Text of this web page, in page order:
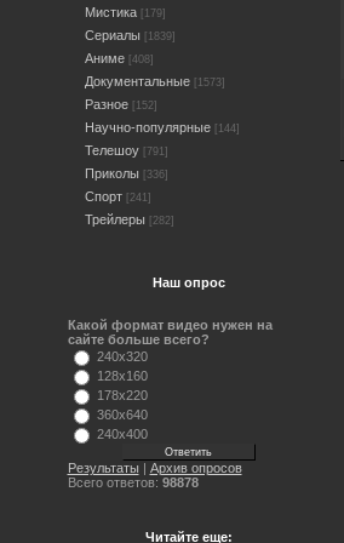
Мистика [179]
Сериалы [1839]
Аниме [408]
Документальные [1573]
Разное [152]
Научно-популярные [144]
Телешоу [791]
Приколы [336]
Спорт [241]
Трейлеры [282]
Наш опрос
Какой формат видео нужен на
сайте больше всего?
240x320
128x160
178x220
360x640
240x400
Результаты | Архив опросов
Всего ответов: 98878
Читайте еще: